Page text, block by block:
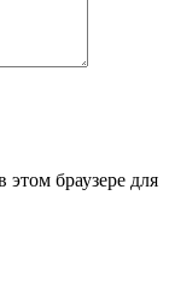
браузере для